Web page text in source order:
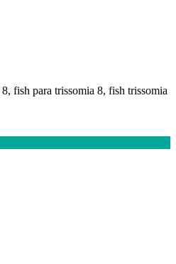
fish para trissomia 8, fish trissomia